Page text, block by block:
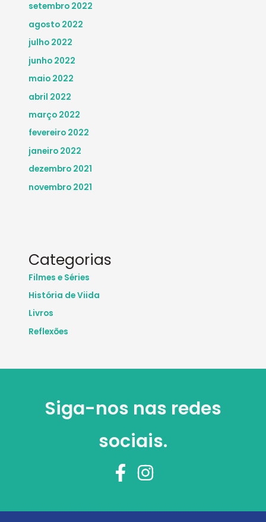
setembro 2022
agosto 2022
julho 2022
junho 2022
maio 2022
abril 2022
março 2022
fevereiro 2022
janeiro 2022
dezembro 2021
novembro 2021
Categorias
Filmes e Séries
História de Viida
Livros
Reflexões
Siga-nos nas redes
sociais.